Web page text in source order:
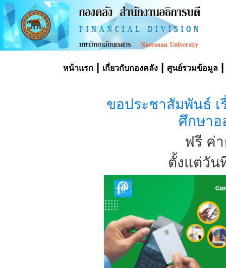
หน้าแรก| เกี่ยวกับกองคลัง| ศูนย์รวมข้อมูล
ขอประชาสัมพันธ์ เ
ศึกษาอ
ฟรี ค่า
ตั้งแต่วัน